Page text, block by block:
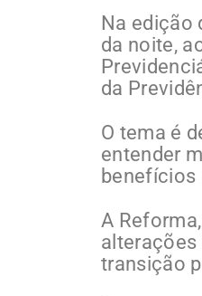
Na edição
da noite,
da
O tema é
entender
benefícios
A
alterações
transição